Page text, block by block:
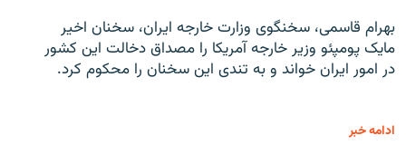
بهرام قاسمی، سخنگوی وزارت خارجه ایران، سخنان اخیر
مایک پومپئو وزیر خارجه آمریکا را مصداق دخالت این کشور
در امور ایران خواند و به تندی این سخنان را محکوم کرد.
ادامه خبر